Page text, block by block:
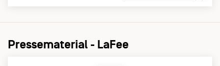
Pressematerial - LaFee